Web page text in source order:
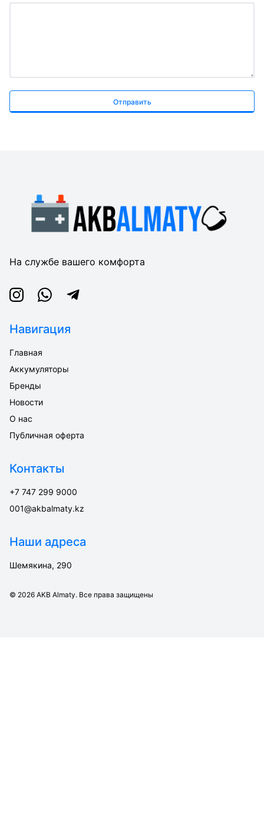
Отправить
На службе вашего комфорта
InstagramWhatsappTelegram
Навигация
Главная
Аккумуляторы
Бренды
Новости
О нас
Публичная оферта
Контакты
+7 747 299 9000
001@akbalmaty.kz
Наши адреса
Шемякина, 290
© 2026 AKB Almaty. Все права защищены